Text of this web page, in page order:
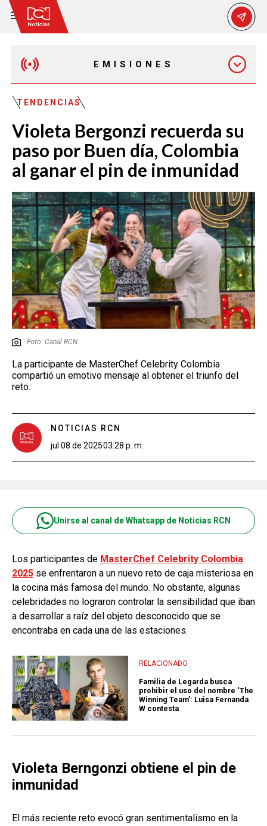
EMISIONES
EMISIÓN 7:00 PM
TENDENCIAS
Violeta Bergonzi recuerda su
paso por Buen día, Colombia
al ganar el pin de inmunidad
Foto: Canal RCN
La participante de MasterChef Celebrity Colombia
compartió un emotivo mensaje al obtener el triunfo del
reto.
NOTICIAS RCN
jul 08 de 202503:28 p. m.
Unirse al canal de Whatsapp de Noticias RCN
Los participantes de MasterChef Celebrity Colombia
2025 se enfrentaron a un nuevo reto de caja misteriosa en
la cocina más famosa del mundo. No obstante, algunas
celebridades no lograron controlar la sensibilidad que iban
a desarrollar a raíz del objeto desconocido que se
encontraba en cada una de las estaciones.
RELACIONADO
Familia de Legarda busca
prohibir el uso del nombre ‘The
Winning Team’: Luisa Fernanda
W contesta
Violeta Berngonzi obtiene el pin de
inmunidad
El más reciente reto evocó gran sentimentalismo en la